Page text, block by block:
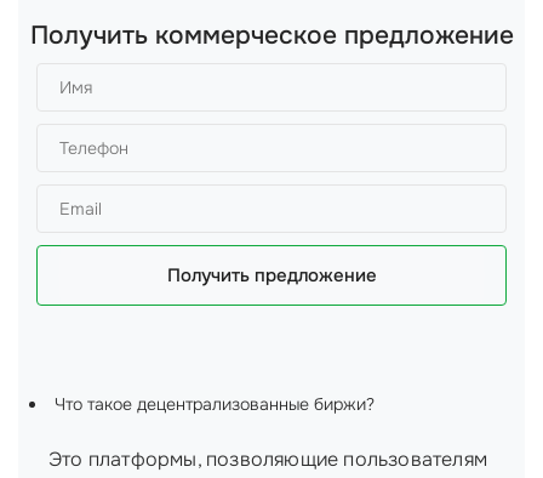
Получить коммерческое предложение
Получить предложение
Что такое децентрализованные биржи?
Это платформы, позволяющие пользователям